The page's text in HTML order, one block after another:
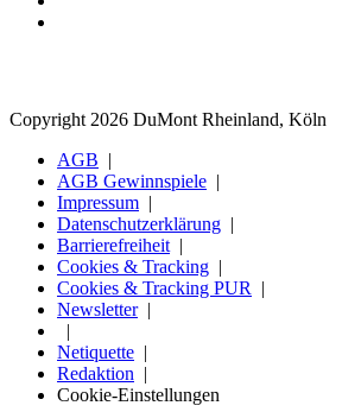
Copyright 2026 DuMont Rheinland, Köln
AGB
AGB Gewinnspiele
Impressum
Datenschutzerklärung
Barrierefreiheit
Cookies & Tracking
Cookies & Tracking PUR
Newsletter
Netiquette
Redaktion
Cookie-Einstellungen